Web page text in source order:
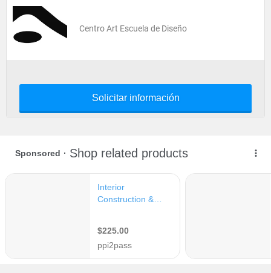
Centro Art Escuela de Diseño
Solicitar información